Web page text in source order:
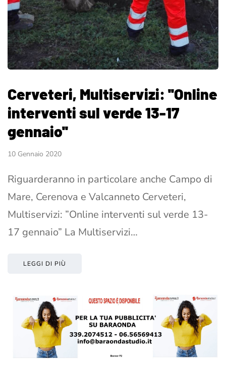
Cerveteri, Multiservizi: ''Online
interventi sul verde 13-17
gennaio''
10 Gennaio 2020
Riguarderanno in particolare anche Campo di
Mare, Cerenova e Valcanneto Cerveteri,
Multiservizi: ”Online interventi sul verde 13-
17 gennaio” La Multiservizi…
LEGGI DI PIÙ